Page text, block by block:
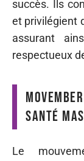
succès. Ils
et privilégient
assurant
respectueux
santé
Le